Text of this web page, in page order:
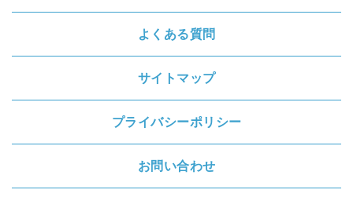
よくある質問
サイトマップ
プライバシーポリシー
お問い合わせ